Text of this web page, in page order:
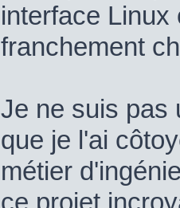
interface Linux
franchement
Je ne suis pas
que je l'ai
métier
ce projet